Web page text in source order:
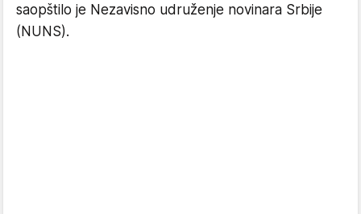
saopštilo je Nezavisno udruženje novinara Srbije
(NUNS).